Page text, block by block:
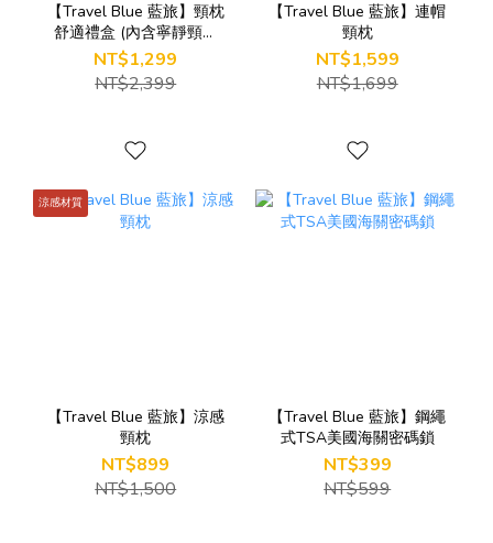
【Travel Blue 藍旅】頸枕
舒適禮盒 (內含寧靜頸枕
+眼罩耳塞+收納袋)
NT$1,299
NT$2,399
【Travel Blue 藍旅】連帽
頸枕
NT$1,599
NT$1,699
涼感材質
【Travel Blue 藍旅】涼感
頸枕
NT$899
NT$1,500
【Travel Blue 藍旅】鋼繩
式TSA美國海關密碼鎖
NT$399
NT$599